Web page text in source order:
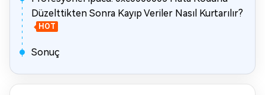
Düzelttikten Sonra Kayıp Veriler Nasıl Kurtarılır?
HOT
Sonuç